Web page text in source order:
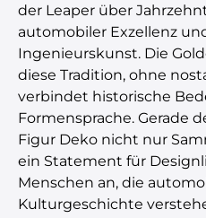
der Leaper über
automobiler Exzellenz
Ingenieurskunst. Die
diese Tradition, ohne
verbindet historische
Formensprache. Gerade
Figur Deko nicht nur
ein Statement für
Menschen an, die
Kulturgeschichte